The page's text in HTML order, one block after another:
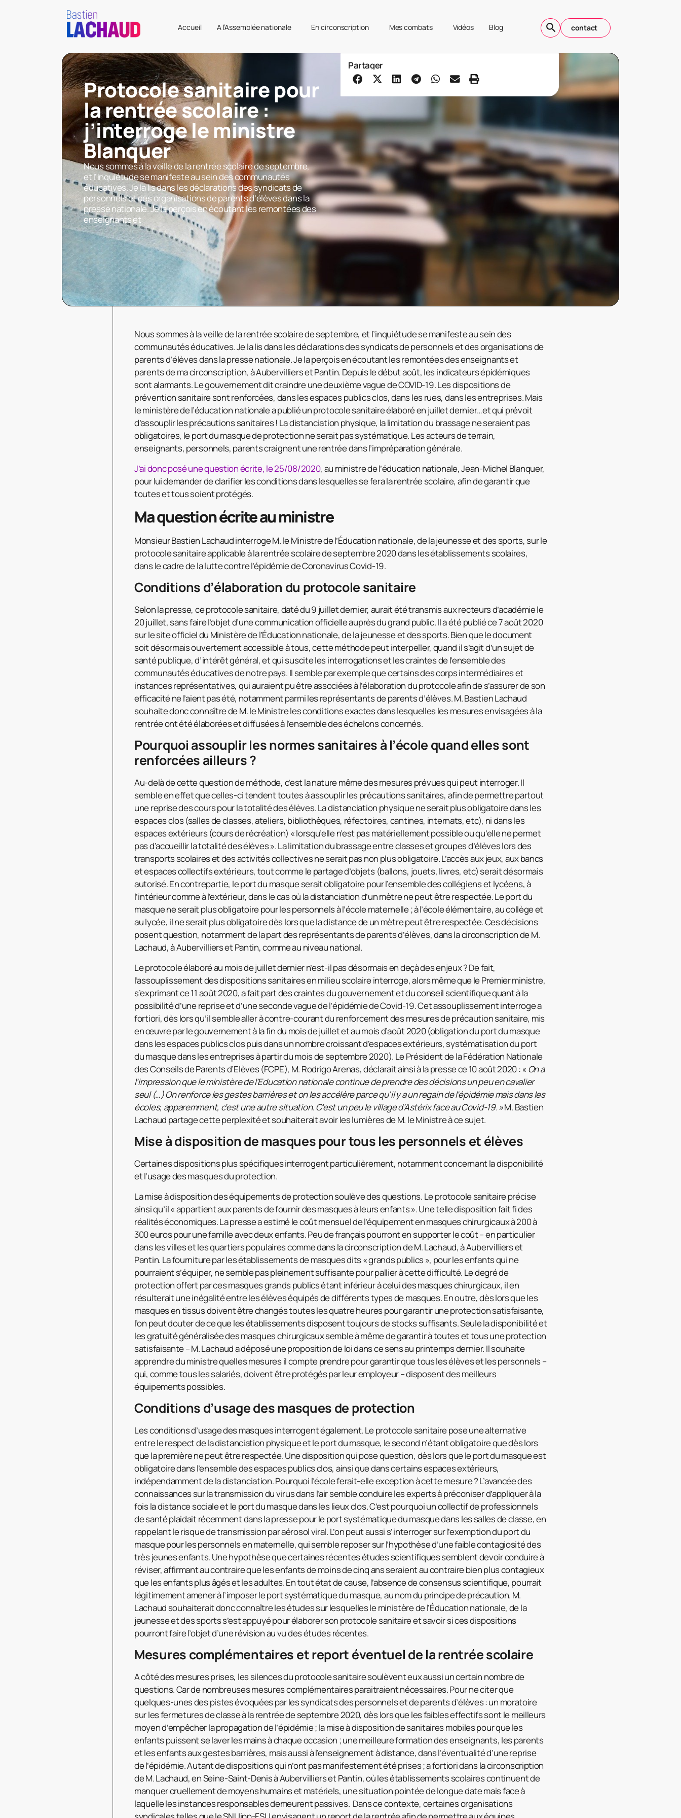
Accueil A l’Assemblée nationale En circonscription Mes combats Vidéos Blog contact
Protocole sanitaire pour
la rentrée scolaire :
j’interroge le ministre
Blanquer
Nous sommes à la veille de la rentrée scolaire de septembre,
et l’inquiétude se manifeste au sein des communautés
éducatives. Je la lis dans les déclarations des syndicats de
personnels et des organisations de parents d’élèves dans la
presse nationale. Je la perçois en écoutant les remontées des
enseignants et
Partager
Nous sommes à la veille de la rentrée scolaire de septembre, et l’inquiétude se manifeste au sein des
communautés éducatives. Je la lis dans les déclarations des syndicats de personnels et des organisations de
parents d’élèves dans la presse nationale. Je la perçois en écoutant les remontées des enseignants et
parents de ma circonscription, à Aubervilliers et Pantin. Depuis le début août, les indicateurs épidémiques
sont alarmants. Le gouvernement dit craindre une deuxième vague de COVID-19. Les dispositions de
prévention sanitaire sont renforcées, dans les espaces publics clos, dans les rues, dans les entreprises. Mais
le ministère de l’éducation nationale a publié un protocole sanitaire élaboré en juillet dernier…et qui prévoit
d’assouplir les précautions sanitaires ! La distanciation physique, la limitation du brassage ne seraient pas
obligatoires, le port du masque de protection ne serait pas systématique. Les acteurs de terrain,
enseignants, personnels, parents craignent une rentrée dans l’impréparation générale.
J’ai donc posé une question écrite, le 25/08/2020, au ministre de l’éducation nationale, Jean-Michel Blanquer,
pour lui demander de clarifier les conditions dans lesquelles se fera la rentrée scolaire, afin de garantir que
toutes et tous soient protégés.
Ma question écrite au ministre
Monsieur Bastien Lachaud interroge M. le Ministre de l’Éducation nationale, de la jeunesse et des sports, sur le
protocole sanitaire applicable à la rentrée scolaire de septembre 2020 dans les établissements scolaires,
dans le cadre de la lutte contre l’épidémie de Coronavirus Covid-19.
Conditions d’élaboration du protocole sanitaire
Selon la presse, ce protocole sanitaire, daté du 9 juillet dernier, aurait été transmis aux recteurs d’académie le
20 juillet, sans faire l’objet d’une communication officielle auprès du grand public. Il a été publié ce 7 août 2020
sur le site officiel du Ministère de l’Éducation nationale, de la jeunesse et des sports. Bien que le document
soit désormais ouvertement accessible à tous, cette méthode peut interpeller, quand il s’agit d’un sujet de
santé publique, d’intérêt général, et qui suscite les interrogations et les craintes de l’ensemble des
communautés éducatives de notre pays. Il semble par exemple que certains des corps intermédiaires et
instances représentatives, qui auraient pu être associées à l’élaboration du protocole afin de s’assurer de son
efficacité ne l’aient pas été, notamment parmi les représentants de parents d’élèves. M. Bastien Lachaud
souhaite donc connaître de M. le Ministre les conditions exactes dans lesquelles les mesures envisagées à la
rentrée ont été élaborées et diffusées à l’ensemble des échelons concernés.
Pourquoi assouplir les normes sanitaires à l’école quand elles sont
renforcées ailleurs ?
Au-delà de cette question de méthode, c’est la nature même des mesures prévues qui peut interroger. Il
semble en effet que celles-ci tendent toutes à assouplir les précautions sanitaires, afin de permettre partout
une reprise des cours pour la totalité des élèves. La distanciation physique ne serait plus obligatoire dans les
espaces clos (salles de classes, ateliers, bibliothèques, réfectoires, cantines, internats, etc), ni dans les
espaces extérieurs (cours de récréation) « lorsqu’elle n’est pas matériellement possible ou qu’elle ne permet
pas d’accueillir la totalité des élèves ». La limitation du brassage entre classes et groupes d’élèves lors des
transports scolaires et des activités collectives ne serait pas non plus obligatoire. L’accès aux jeux, aux bancs
et espaces collectifs extérieurs, tout comme le partage d’objets (ballons, jouets, livres, etc) serait désormais
autorisé. En contrepartie, le port du masque serait obligatoire pour l’ensemble des collégiens et lycéens, à
l’intérieur comme à l’extérieur, dans le cas où la distanciation d’un mètre ne peut être respectée. Le port du
masque ne serait plus obligatoire pour les personnels à l’école maternelle ; à l’école élémentaire, au collège et
au lycée, il ne serait plus obligatoire dès lors que la distance de un mètre peut être respectée. Ces décisions
posent question, notamment de la part des représentants de parents d’élèves, dans la circonscription de M.
Lachaud, à Aubervilliers et Pantin, comme au niveau national.
Le protocole élaboré au mois de juillet dernier n’est-il pas désormais en deçà des enjeux ? De fait,
l’assouplissement des dispositions sanitaires en milieu scolaire interroge, alors même que le Premier ministre,
s’exprimant ce 11 août 2020, a fait part des craintes du gouvernement et du conseil scientifique quant à la
possibilité d’une reprise et d’une seconde vague de l’épidémie de Covid-19. Cet assouplissement interroge a
fortiori, dès lors qu’il semble aller à contre-courant du renforcement des mesures de précaution sanitaire, mis
en œuvre par le gouvernement à la fin du mois de juillet et au mois d’août 2020 (obligation du port du masque
dans les espaces publics clos puis dans un nombre croissant d’espaces extérieurs, systématisation du port
du masque dans les entreprises à partir du mois de septembre 2020). Le Président de la Fédération Nationale
des Conseils de Parents d’Elèves (FCPE), M. Rodrigo Arenas, déclarait ainsi à la presse ce 10 août 2020 : « On a
l’impression que le ministère de l’Education nationale continue de prendre des décisions un peu en cavalier
seul (…) On renforce les gestes barrières et on les accélère parce qu’il y a un regain de l’épidémie mais dans les
écoles, apparemment, c’est une autre situation. C’est un peu le village d’Astérix face au Covid-19. »M. Bastien
Lachaud partage cette perplexité et souhaiterait avoir les lumières de M. le Ministre à ce sujet.
Mise à disposition de masques pour tous les personnels et élèves
Certaines dispositions plus spécifiques interrogent particulièrement, notamment concernant la disponibilité
et l’usage des masques du protection.
La mise à disposition des équipements de protection soulève des questions. Le protocole sanitaire précise
ainsi qu’il « appartient aux parents de fournir des masques à leurs enfants ». Une telle disposition fait fi des
réalités économiques. La presse a estimé le coût mensuel de l’équipement en masques chirurgicaux à 200 à
300 euros pour une famille avec deux enfants. Peu de français pourront en supporter le coût – en particulier
dans les villes et les quartiers populaires comme dans la circonscription de M. Lachaud, à Aubervilliers et
Pantin. La fourniture par les établissements de masques dits « grands publics », pour les enfants qui ne
pourraient s’équiper, ne semble pas pleinement suffisante pour pallier à cette difficulté. Le degré de
protection offert par ces masques grands publics étant inférieur à celui des masques chirurgicaux, il en
résulterait une inégalité entre les élèves équipés de différents types de masques. En outre, dès lors que les
masques en tissus doivent être changés toutes les quatre heures pour garantir une protection satisfaisante,
l’on peut douter de ce que les établissements disposent toujours de stocks suffisants. Seule la disponibilité et
les gratuité généralisée des masques chirurgicaux semble à même de garantir à toutes et tous une protection
satisfaisante – M. Lachaud a déposé une proposition de loi dans ce sens au printemps dernier. Il souhaite
apprendre du ministre quelles mesures il compte prendre pour garantir que tous les élèves et les personnels –
qui, comme tous les salariés, doivent être protégés par leur employeur – disposent des meilleurs
équipements possibles.
Conditions d’usage des masques de protection
Les conditions d’usage des masques interrogent également. Le protocole sanitaire pose une alternative
entre le respect de la distanciation physique et le port du masque, le second n’étant obligatoire que dès lors
que la première ne peut être respectée. Une disposition qui pose question, dès lors que le port du masque est
obligatoire dans l’ensemble des espaces publics clos, ainsi que dans certains espaces extérieurs,
indépendamment de la distanciation. Pourquoi l’école ferait-elle exception à cette mesure ? L’avancée des
connaissances sur la transmission du virus dans l’air semble conduire les experts à préconiser d’appliquer à la
fois la distance sociale et le port du masque dans les lieux clos. C’est pourquoi un collectif de professionnels
de santé plaidait récemment dans la presse pour le port systématique du masque dans les salles de classe, en
rappelant le risque de transmission par aérosol viral. L’on peut aussi s’interroger sur l’exemption du port du
masque pour les personnels en maternelle, qui semble reposer sur l’hypothèse d’une faible contagiosité des
très jeunes enfants. Une hypothèse que certaines récentes études scientifiques semblent devoir conduire à
réviser, affirmant au contraire que les enfants de moins de cinq ans seraient au contraire bien plus contagieux
que les enfants plus âgés et les adultes. En tout état de cause, l’absence de consensus scientifique, pourrait
légitimement amener à l’imposer le port systématique du masque, au nom du principe de précaution. M.
Lachaud souhaiterait donc connaître les études sur lesquelles le ministère de l’Éducation nationale, de la
jeunesse et des sports s’est appuyé pour élaborer son protocole sanitaire et savoir si ces dispositions
pourront faire l’objet d’une révision au vu des études récentes.
Mesures complémentaires et report éventuel de la rentrée scolaire
A côté des mesures prises, les silences du protocole sanitaire soulèvent eux aussi un certain nombre de
questions. Car de nombreuses mesures complémentaires paraitraient nécessaires. Pour ne citer que
quelques-unes des pistes évoquées par les syndicats des personnels et de parents d’élèves : un moratoire
sur les fermetures de classe à la rentrée de septembre 2020, dès lors que les faibles effectifs sont le meilleurs
moyen d’empêcher la propagation de l’épidémie ; la mise à disposition de sanitaires mobiles pour que les
enfants puissent se laver les mains à chaque occasion ; une meilleure formation des enseignants, les parents
et les enfants aux gestes barrières, mais aussi à l’enseignement à distance, dans l’éventualité d’une reprise
de l’épidémie. Autant de dispositions qui n’ont pas manifestement été prises ; a fortiori dans la circonscription
de M. Lachaud, en Seine-Saint-Denis à Aubervilliers et Pantin, où les établissements scolaires continuent de
manquer cruellement de moyens humains et matériels, une situation pointée de longue date mais face à
laquelle les instances responsables demeurent passives. Dans ce contexte, certaines organisations